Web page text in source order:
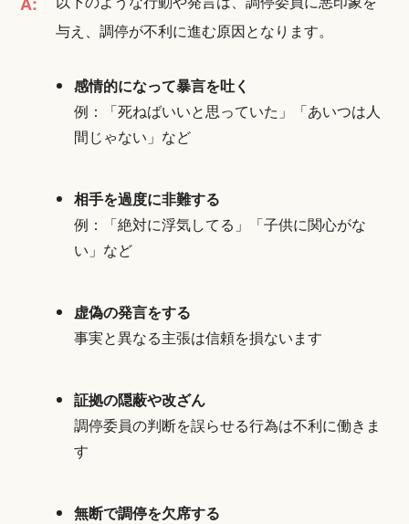
与え、調停が不利に進む原因となります。
感情的になって暴言を吐く
例：「死ねばいいと思っていた」「あいつは人
間じゃない」など
相手を過度に非難する
例：「絶対に浮気してる」「子供に関心がな
い」など
虚偽の発言をする
事実と異なる主張は信頼を損ないます
証拠の隠蔽や改ざん
調停委員の判断を誤らせる行為は不利に働きま
す
無断で調停を欠席する